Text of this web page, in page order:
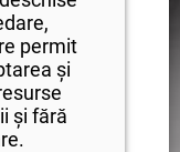
permit
și
și fără